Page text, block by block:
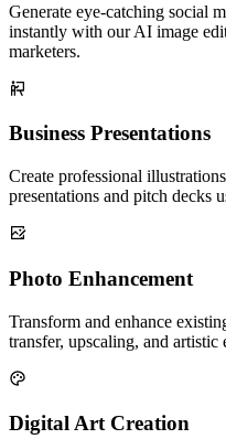
Generate eye-catching social
instantly with our AI image
marketers.
Business Presentations
Create professional
presentations and pitch decks
Photo Enhancement
Transform and enhance
transfer, upscaling, and
Digital Art Creation